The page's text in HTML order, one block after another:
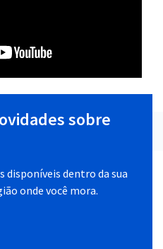
sobre
disponíveis dentro da sua
onde você mora.